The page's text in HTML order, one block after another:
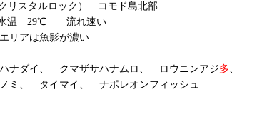
リスタルロック） コモド島北部
29℃ 流れ速い
リアは魚影が濃い
ナダイ、 クマザサハナムロ、 ロウニンアジ多、
ミ、 タイマイ、 ナポレオンフィッシュ